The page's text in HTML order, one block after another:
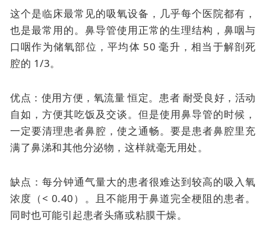
这个是临床最常见的吸氧设备，几乎每个医院都有，
也是最常用的。鼻导管使用正常的生理结构，鼻咽与
口咽作为储氧部位，平均体 50 毫升，相当于解剖死
腔的 1/3。
优点：使用方便， 氧流量恒定。患者 耐受良好，活动
自如，方便其吃饭及交谈。但是使用鼻导管的时候，
一定要清理患者鼻腔，使之通畅。要是患者鼻腔里充
满了鼻涕和其他分泌物，这样就毫无用处。
缺点：每分钟通气量大的患者很难达到较高的吸入氧
浓度（< 0.40）。且不能用于鼻道完全梗阻的患者。
同时也可能引起患者头痛或粘膜干燥。